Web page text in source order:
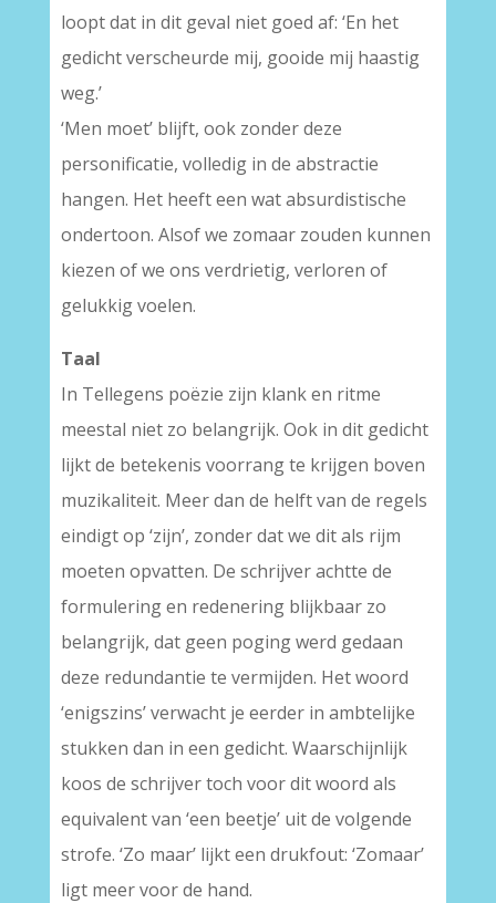
loopt dat in dit geval niet goed af: ‘En het
gedicht verscheurde mij, gooide mij haastig
weg.’
‘Men moet’ blijft, ook zonder deze
personificatie, volledig in de abstractie
hangen. Het heeft een wat absurdistische
ondertoon. Alsof we zomaar zouden kunnen
kiezen of we ons verdrietig, verloren of
gelukkig voelen.
Taal
In Tellegens poëzie zijn klank en ritme
meestal niet zo belangrijk. Ook in dit gedicht
lijkt de betekenis voorrang te krijgen boven
muzikaliteit. Meer dan de helft van de regels
eindigt op ‘zijn’, zonder dat we dit als rijm
moeten opvatten. De schrijver achtte de
formulering en redenering blijkbaar zo
belangrijk, dat geen poging werd gedaan
deze redundantie te vermijden. Het woord
‘enigszins’ verwacht je eerder in ambtelijke
stukken dan in een gedicht. Waarschijnlijk
koos de schrijver toch voor dit woord als
equivalent van ‘een beetje’ uit de volgende
strofe. ‘Zo maar’ lijkt een drukfout: ‘Zomaar’
ligt meer voor de hand.